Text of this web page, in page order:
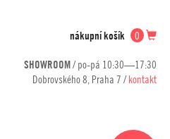
nákupní košík 0
SHOWROOM/ po-pá 10:30—17:30
Dobrovského 8, Praha 7 /kontakt